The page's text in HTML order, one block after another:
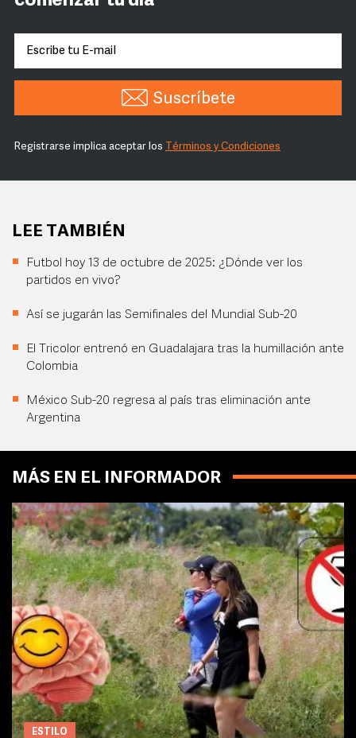
Suscríbete
Registrarse implica aceptar los Términos y Condiciones
LEE TAMBIÉN
Futbol hoy 13 de octubre de 2025: ¿Dónde ver los
partidos en vivo?
Así se jugarán las Semifinales del Mundial Sub-20
El Tricolor entrenó en Guadalajara tras la humillación ante
Colombia
México Sub-20 regresa al país tras eliminación ante
Argentina
MÁS EN EL INFORMADOR
ESTILO